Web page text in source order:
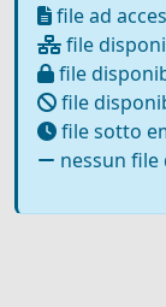
file ad
file
file
file
file sotto
nessun